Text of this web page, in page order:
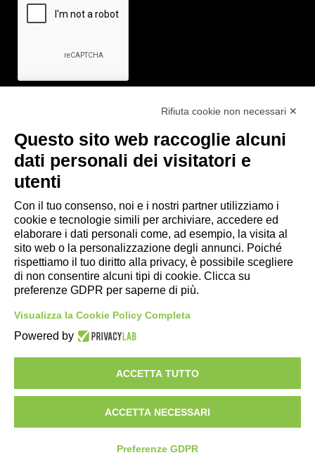
Link utili
- Ufficio di informazione e accoglienza turistica di Maranello, Fiorano
- Comune di Formigine
- Trasporti Locali
- Trenitalia
Scarica le app
- App iPhone Maranello e Dintorni
Rifiuta cookie non necessari ✕
Questo sito web raccoglie alcuni
dati personali dei visitatori e
utenti
Con il tuo consenso, noi e i nostri partner utilizziamo i
cookie e tecnologie simili per archiviare, accedere ed
elaborare i dati personali come, ad esempio, la visita al
sito web o la personalizzazione degli annunci. Poiché
rispettiamo il tuo diritto alla privacy, è possibile scegliere
di non consentire alcuni tipi di cookie. Clicca su
preferenze GDPR per saperne di più.
Visualizza la Cookie Policy Completa
Powered by
ACCETTA TUTTO
ACCETTA NECESSARI
Preferenze GDPR